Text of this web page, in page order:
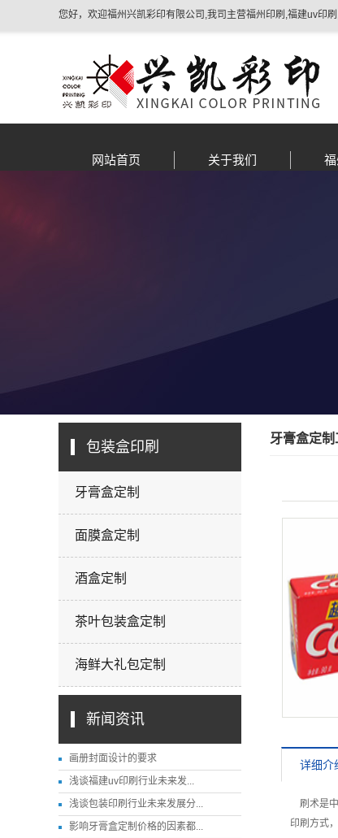
您好，欢迎福州兴凯彩印有限公司,我司主营福州印刷,福建uv印
网站首页 关于我们 福
包装盒印刷
牙膏盒定制
面膜盒定制
酒盒定制
茶叶包装盒定制
海鲜大礼包定制
新闻资讯
画册封面设计的要求
浅谈福建uv印刷行业未来发...
浅谈包装印刷行业未来发展分...
影响牙膏盒定制价格的因素都...
牙膏盒定制
详细介
刷术是中
印刷方式